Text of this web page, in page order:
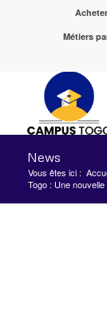
Métiers
News
Vous êtes ici :
Togo : Une